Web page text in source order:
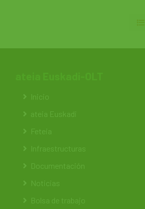
Inicio
ateia Euskadi
Feteia
Infraestructuras
Documentación
Noticias
Bolsa de trabajo